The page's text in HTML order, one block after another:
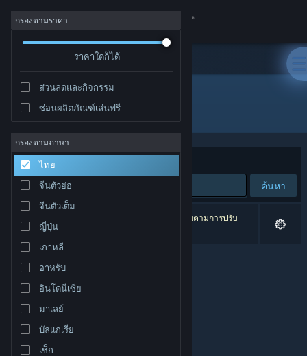
เข้าสู่ระบบ
ชุมชน
เกี่ยวกับ
ฝ่ายสนับสนุน
เปลี่ยนภาษา
รับแอป Steam แบบพกพา
ชมเว็บไซต์สำหรับเดสก์ท็อป
กรองตามราคา
ราคาใดก็ได้
ส่วนลดและกิจกรรม
ซ่อนผลิตภัณฑ์เล่นฟรี
กรองตามภาษา
ไทย
จีนตัวย่อ
จีนตัวเต็ม
ญี่ปุ่น
เกาหลี
อาหรับ
อินโดนีเซีย
มาเลย์
บัลแกเรีย
เช็ก
ผู้จัดจำหน่าย: BedRock Games
จัดเรียงตาม
ค้นหา
0 ผลลัพธ์ตรงกับที่คุณค้นหา 1 ผลิตภัณฑ์ได้ถูกละเว้นตามการปรับ
แต่งของคุณ